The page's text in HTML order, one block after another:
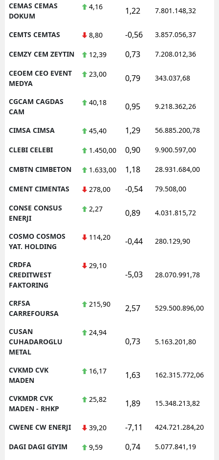
CEMAS CEMAS
DOKUM
4,16 1,22 7.801.148,32
CEMTS CEMTAS 8,80 -0,56 3.857.056,37
CEMZY CEM ZEYTIN 12,39 0,73 7.208.012,36
CEOEM CEO EVENT
MEDYA
23,00 0,79 343.037,68
CGCAM CAGDAS
CAM
40,18 0,95 9.218.362,26
CIMSA CIMSA 45,40 1,29 56.885.200,78
CLEBI CELEBI 1.450,00 0,90 9.900.597,00
CMBTN CIMBETON 1.633,00 1,18 28.931.684,00
CMENT CIMENTAS 278,00 -0,54 79.508,00
CONSE CONSUS
ENERJI
2,27 0,89 4.031.815,72
COSMO COSMOS
YAT. HOLDING
114,20 -0,44 280.129,90
CRDFA
CREDITWEST
FAKTORING
29,10
-5,03 28.070.991,78
CRFSA
CARREFOURSA
215,90 2,57 529.500.896,00
CUSAN
CUHADAROGLU
METAL
24,94
0,73 5.163.201,80
CVKMD CVK
MADEN
16,17 1,63 162.315.772,06
CVKMDR CVK
MADEN - RHKP
25,82 1,89 15.348.213,82
CWENE CW ENERJI 39,20 -7,11 424.721.284,20
DAGI DAGI GIYIM 9,59 0,74 5.077.841,19